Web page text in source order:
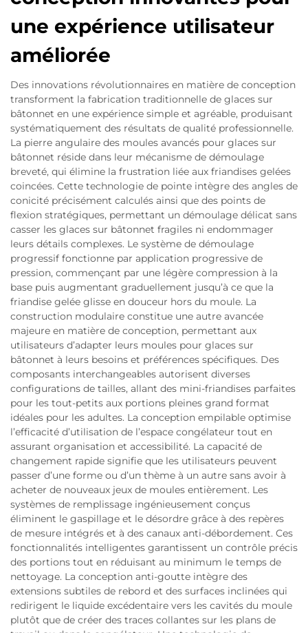
une expérience utilisateur
améliorée
Des innovations révolutionnaires en matière de conception
transforment la fabrication traditionnelle de glaces sur
bâtonnet en une expérience simple et agréable, produisant
systématiquement des résultats de qualité professionnelle.
La pierre angulaire des moules avancés pour glaces sur
bâtonnet réside dans leur mécanisme de démoulage
breveté, qui élimine la frustration liée aux friandises gelées
coincées. Cette technologie de pointe intègre des angles de
conicité précisément calculés ainsi que des points de
flexion stratégiques, permettant un démoulage délicat sans
casser les glaces sur bâtonnet fragiles ni endommager
leurs détails complexes. Le système de démoulage
progressif fonctionne par application progressive de
pression, commençant par une légère compression à la
base puis augmentant graduellement jusqu’à ce que la
friandise gelée glisse en douceur hors du moule. La
construction modulaire constitue une autre avancée
majeure en matière de conception, permettant aux
utilisateurs d’adapter leurs moules pour glaces sur
bâtonnet à leurs besoins et préférences spécifiques. Des
composants interchangeables autorisent diverses
configurations de tailles, allant des mini-friandises parfaites
pour les tout-petits aux portions pleines grand format
idéales pour les adultes. La conception empilable optimise
l’efficacité d’utilisation de l’espace congélateur tout en
assurant organisation et accessibilité. La capacité de
changement rapide signifie que les utilisateurs peuvent
passer d’une forme ou d’un thème à un autre sans avoir à
acheter de nouveaux jeux de moules entièrement. Les
systèmes de remplissage ingénieusement conçus
éliminent le gaspillage et le désordre grâce à des repères
de mesure intégrés et à des canaux anti-débordement. Ces
fonctionnalités intelligentes garantissent un contrôle précis
des portions tout en réduisant au minimum le temps de
nettoyage. La conception anti-goutte intègre des
extensions subtiles de rebord et des surfaces inclinées qui
redirigent le liquide excédentaire vers les cavités du moule
plutôt que de créer des traces collantes sur les plans de